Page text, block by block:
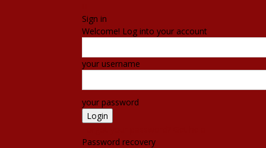
Sign in
Welcome! Log into your account
your username
your password
Password recovery